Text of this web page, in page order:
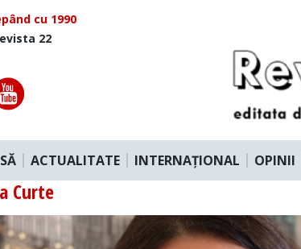
cu 1990
22
ACTUALITATE INTERNAȚIONAL OPINII
Curte